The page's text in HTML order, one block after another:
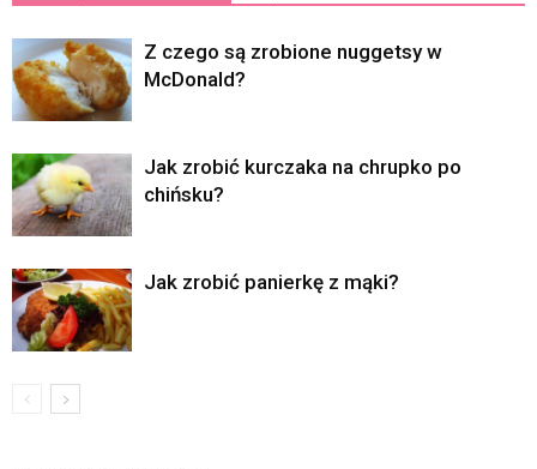
Z czego są zrobione nuggetsy w
McDonald?
Jak zrobić kurczaka na chrupko po
chińsku?
Jak zrobić panierkę z mąki?